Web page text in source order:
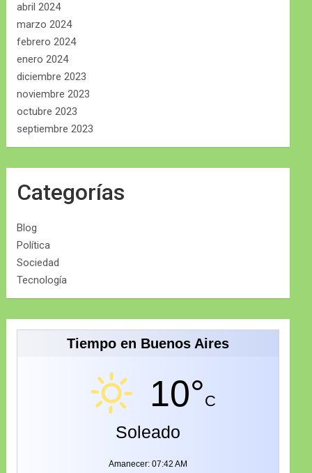
abril 2024
marzo 2024
febrero 2024
enero 2024
diciembre 2023
noviembre 2023
octubre 2023
septiembre 2023
Categorías
Blog
Política
Sociedad
Tecnología
Tiempo en Buenos Aires
10°C
Soleado
Amanecer: 07:42 AM